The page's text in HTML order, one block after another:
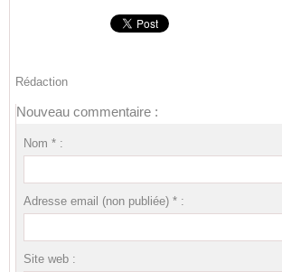
Rédaction
Nouveau commentaire :
Nom * :
Adresse email (non publiée) * :
Site web :